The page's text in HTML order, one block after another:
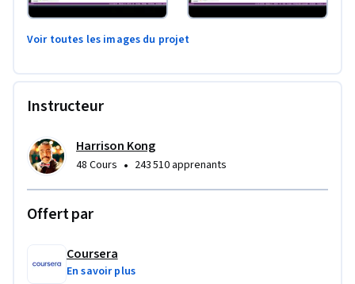
Voir toutes les images du projet
Instructeur
Harrison Kong
48 Cours • 243 510 apprenants
Offert par
Coursera
En savoir plus